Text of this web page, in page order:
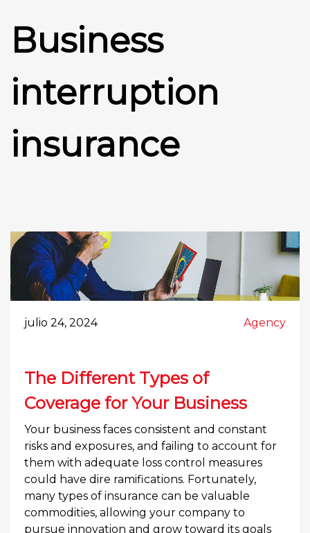
Business
interruption
insurance
julio 24, 2024 Agency
The Different Types of
Coverage for Your Business
Your business faces consistent and constant
risks and exposures, and failing to account for
them with adequate loss control measures
could have dire ramifications. Fortunately,
many types of insurance can be valuable
commodities, allowing your company to
pursue innovation and grow toward its goals